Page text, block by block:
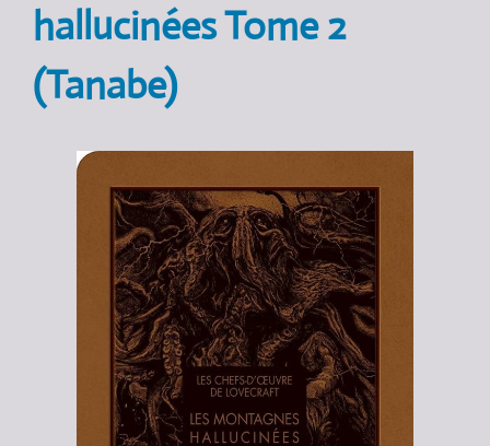
hallucinées Tome 2
(Tanabe)